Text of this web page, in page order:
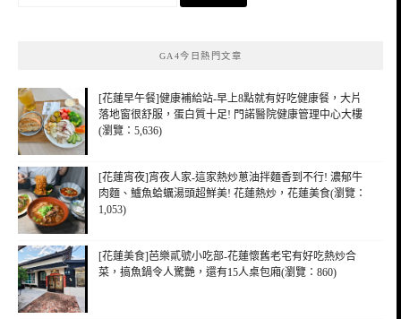
GA4今日熱門文章
[花蓮早午餐]健康補給站-早上8點就有好吃健康餐，大片
落地窗很舒服，蛋白質十足! 門諾醫院健康管理中心大樓
(瀏覽：5,636)
[花蓮宵夜]宵夜人家-這家熱炒蔥油拌麵香到不行! 濃郁牛
肉麵、鱸魚蛤蠣湯頭超鮮美! 花蓮熱炒，花蓮美食(瀏覽：
1,053)
[花蓮美食]芭樂貳號小吃部-花蓮懷舊老宅有好吃熱炒合
菜，搞魚鍋令人驚艷，還有15人桌包廂(瀏覽：860)